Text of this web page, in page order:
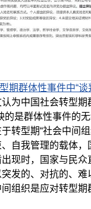
型期群体性事件中“
为中国社会转型期
的是群体性事件的
转型期“社会中间
自我管理的载体，
现时，国家与民众
发的、对抗的、难
组织是应对转型期